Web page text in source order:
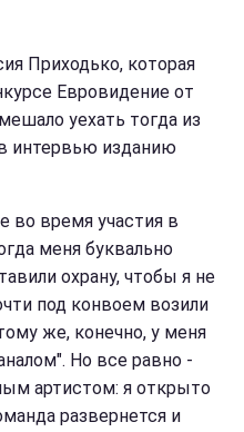
Приходько, которая
Евровидение от
уехать тогда из
интервью изданию
во время участия в
меня буквально
охрану, чтобы я не
под конвоем возили
же, конечно, у меня
Но все равно -
артистом: я открыто
развернется и